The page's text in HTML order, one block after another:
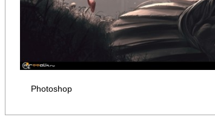
Photoshop